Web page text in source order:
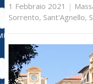
1 Febbraio 2021 |
Sorrento, Sant'Agnello,